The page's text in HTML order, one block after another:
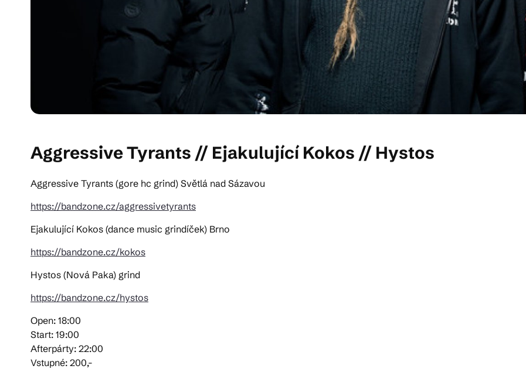
Aggressive Tyrants // Ejakulující Kokos // Hystos
Aggressive Tyrants (gore hc grind) Světlá nad Sázavou
https://bandzone.cz/aggressivetyrants
Ejakulující Kokos (dance music grindíček) Brno
https://bandzone.cz/kokos
Hystos (Nová Paka) grind
https://bandzone.cz/hystos
Open: 18:00
Start: 19:00
Afterpárty: 22:00
Vstupné: 200,-